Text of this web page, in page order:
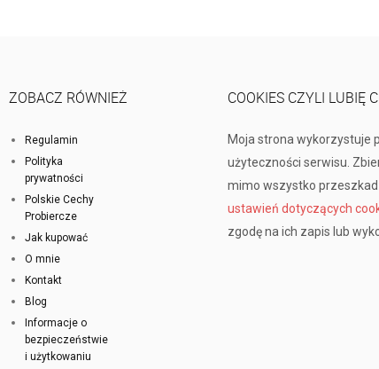
ZOBACZ RÓWNIEŻ
Regulamin
Polityka
prywatności
Polskie Cechy
Probiercze
Jak kupować
O mnie
Kontakt
Blog
Informacje o
bezpieczeństwie
i użytkowaniu
COOKIES CZYLI LUBIĘ
Moja strona wykorzystuje
użyteczności serwisu.
mimo wszystko
ustawień dotyczących
zgodę na ich zapis lub